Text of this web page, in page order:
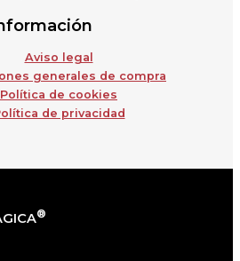
Aviso legal
generales de compra
Política de cookies
de privacidad
®